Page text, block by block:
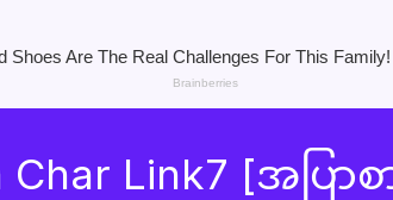
Char Link7 [အပြာ